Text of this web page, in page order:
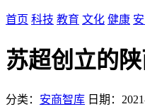
首页 科技 教育 文化 健康
苏超创立的
分类： 安商智库 日期：